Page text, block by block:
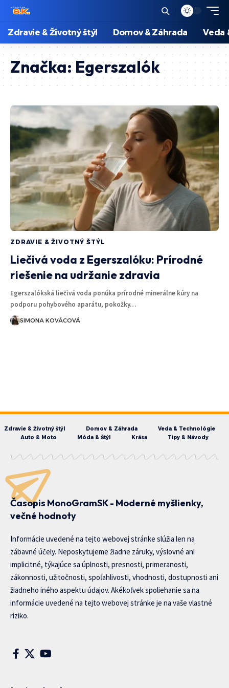
Zdravie & Životný štýl Domov & Záhrada Veda
Značka:Egerszalók
ZDRAVIE & ŽIVOTNÝ ŠTÝL
Liečivá voda z Egerszalóku: Prírodné
riešenie na udržanie zdravia
Egerszalókská liečivá voda ponúka prírodné minerálne kúry na
podporu pohybového aparátu, pokožky…
SIMONA KOVÁCOVÁ
Zdravie & Životný štýl Domov & Záhrada
Veda & Technológie
Auto & Moto
Móda & Štýl Krása Tipy & Návody
Časopis MonoGramSK - Moderné myšlienky,
večné hodnoty
Informácie uvedené na tejto webovej stránke slúžia len na
zábavné účely. Neposkytujeme žiadne záruky, výslovné ani
implicitné, týkajúce sa úplnosti, presnosti, primeranosti,
zákonnosti, užitočnosti, spoľahlivosti, vhodnosti, dostupnosti ani
žiadneho iného aspektu údajov. Akékoľvek spoliehanie sa na
informácie uvedené na tejto webovej stránke je na vaše vlastné
riziko.